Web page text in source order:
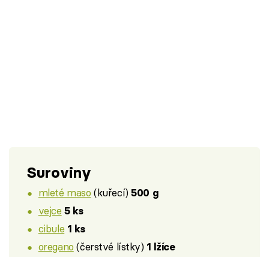
Suroviny
mleté maso (kuřecí)500 g
vejce 5 ks
cibule 1 ks
oregano (čerstvé lístky) 1 lžíce